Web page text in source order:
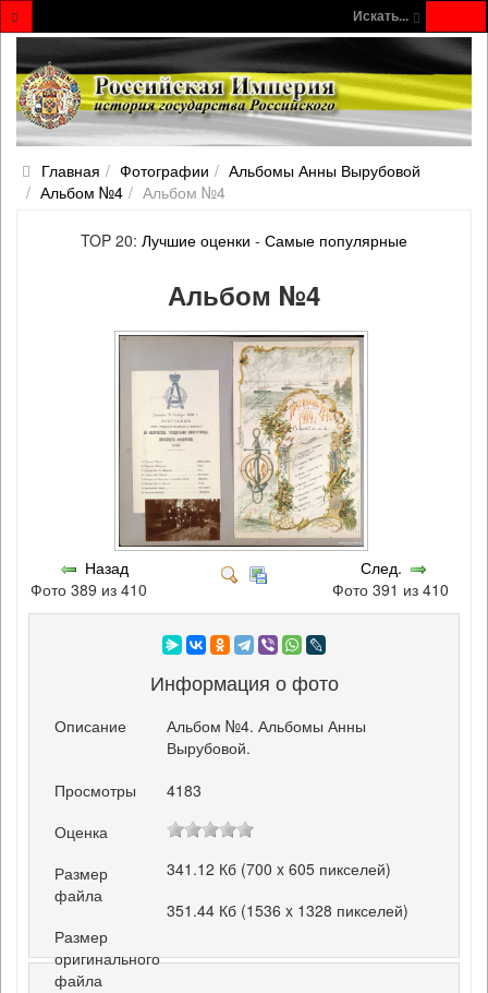
Искать...
Главная Фотографии
Альбомы Анны Вырубовой
Альбом №4
Альбом №4
TOP 20: Лучшие оценки - Самые популярные
Альбом №4
Назад
Фото 389 из 410
След.
Фото 391 из 410
Информация о фото
Описание
Альбом №4. Альбомы Анны
Вырубовой.
Просмотры
4183
Оценка
Размер
файла
341.12 Кб (700 x 605 пикселей)
Размер
оригинального
файла
351.44 Кб (1536 x 1328 пикселей)